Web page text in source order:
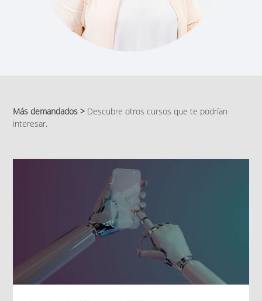
Más demandados > Descubre otros cursos que te podrían
interesar.